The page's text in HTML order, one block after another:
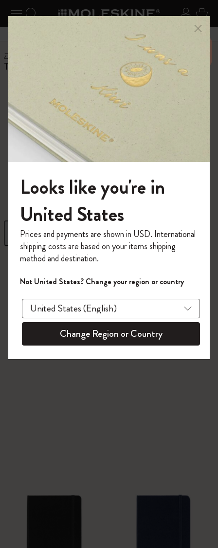
ナビゲーションの切替 ログ
検索 (キーワードなど) カ
6,500円以上のご購入で送料無料 メニ
ーを閉じる
ホーム
The Original Notebook
The Original and
Classic Notebooks
さまざまなカラーやレイアウトで展開され
るクラシックノートブックをぜひご覧くだ
さい。
フィルター 並び替え
112 プロダクツ
モレスキンの世界へようこそ
「WELCOME10」を入力すると、初回注
文が10%オフ＋送料無料になります。セ
ール・アウトレット品は適用外。
Moleskineアカウントを作成して限定オフ
ァーや会員特典、さらに多くのインスピ
レーションを手に入れましょう。
今すぐ会員登録 !
Looks like you're in
United States
Prices and payments are shown in USD. International
shipping costs are based on your items shipping
method and destination.
Not United States? Change your region or country
Change Region or Country